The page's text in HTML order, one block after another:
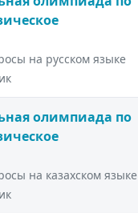
на русском языке
олимпиада по
на казахском языке